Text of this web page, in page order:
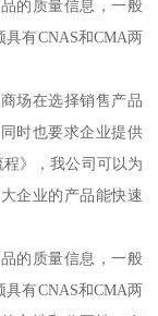
的质量信息，一般
有CNAS和CMA两
场在选择销售产品
时也要求企业提供
》，我公司可以为
企业的产品能快速
的质量信息，一般
有CNAS和CMA两